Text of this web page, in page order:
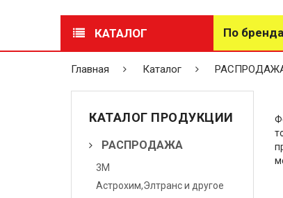
КАТАЛОГ По
РАСПРОДАЖА
Лакокрасочные
материалы
Инструмент
Оборудование
Главная Каталог
КАТАЛОГ ПРОДУКЦИИ
РАСПРОДАЖА
3М
Астрохим,Элтранс и другое